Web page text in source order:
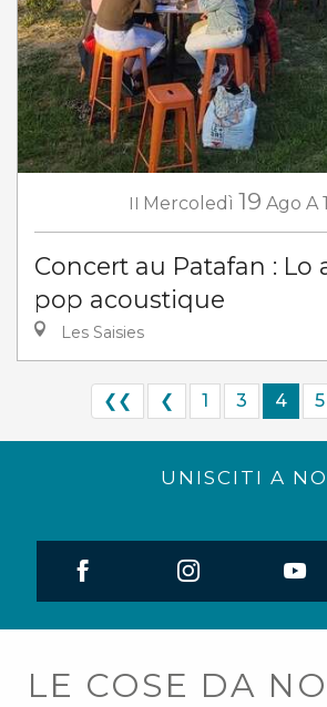
Il Mercoledì 19 Ago A
Concert au Patafan : Lo
pop acoustique
Les Saisies
❮❮ ❮ 1 3 4 5
UNISCITI A
LE COSE DA